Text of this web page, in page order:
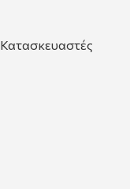
Κατασκευαστές